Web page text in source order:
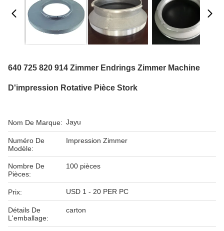
640 725 820 914 Zimmer Endrings Zimmer Machine
D'impression Rotative Pièce Stork
Nom De Marque: Jayu
Numéro De
Modèle:
Impression Zimmer
Nombre De
Pièces:
100 pièces
Prix: USD 1 - 20 PER PC
Détails De
L'emballage:
carton